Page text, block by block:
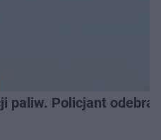
paliw. Policjant